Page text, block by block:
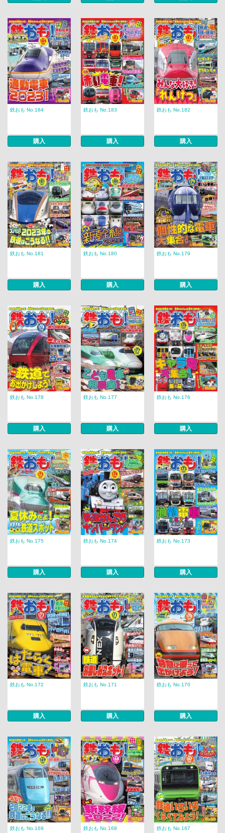
鉄おも No.184
購入
鉄おも No.183
購入
鉄おも No.182
購入
鉄おも No.181
購入
鉄おも No.180
購入
鉄おも No.179
購入
鉄おも No.178
購入
鉄おも No.177
購入
鉄おも No.176
購入
鉄おも No.175
購入
鉄おも No.174
購入
鉄おも No.173
購入
鉄おも No.172
購入
鉄おも No.171
購入
鉄おも No.170
購入
鉄おも No.169 鉄おも No.168 鉄おも No.167